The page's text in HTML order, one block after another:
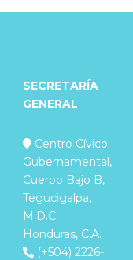
SECRETARÍA
GENERAL
Centro Cívico
Gubernamental,
Cuerpo Bajo B,
Tegucigalpa,
M.D.C.
Honduras, C.A.
(+504) 2226-